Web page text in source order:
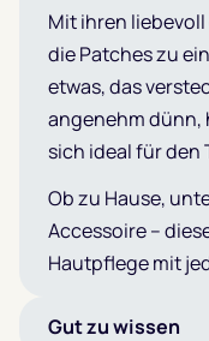
Mit ihren
die Patches zu
etwas, das
angenehm dünn,
sich ideal für den
Ob zu Hause,
Accessoire –
Hautpflege mit
Gut zu wissen